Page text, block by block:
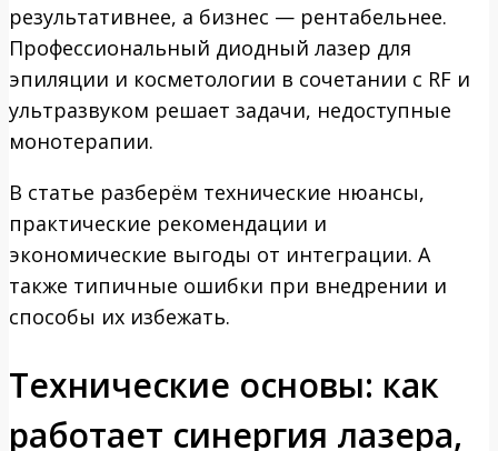
результативнее, а бизнес — рентабельнее.
Профессиональный диодный лазер для
эпиляции и косметологии в сочетании с RF и
ультразвуком решает задачи, недоступные
монотерапии.
В статье разберём технические нюансы,
практические рекомендации и
экономические выгоды от интеграции. А
также типичные ошибки при внедрении и
способы их избежать.
Технические основы: как
работает синергия лазера,